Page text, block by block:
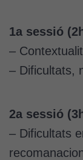
1a sessió
–
– Dificultats,
2a sessió
– Dificultats